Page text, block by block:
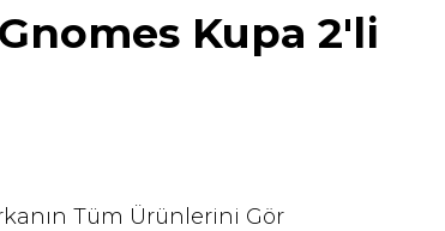
Kupa 2'li
Tüm Ürünlerini Gör